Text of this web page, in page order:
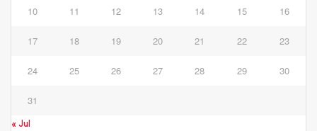
10 11 12 13 14 15 16
17 18 19 20 21 22 23
24 25 26 27 28 29 30
31
« Jul